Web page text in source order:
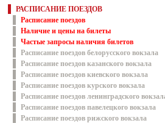
РАСПИСАНИЕ ПОЕЗДОВ
Расписание поездов
Наличие и цены на билеты
Частые запросы наличия билетов
Расписание поездов белорусского вокзала
Расписание поездов казанского вокзала
Расписание поездов киевского вокзала
Расписание поездов курского вокзала
Расписание поездов ленинградского
Расписание поездов павелецкого вокзала
Расписание поездов рижского вокзала